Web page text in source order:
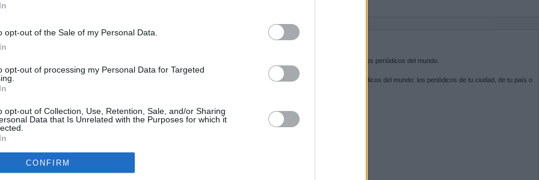
opt-out of the Sale of my Personal Data.
opt-out of processing my Personal Data for Targeted
opt-out of Collection, Use, Retention, Sale, and/or Sharing
Data that Is Unrelated with the Purposes for which it
CONFIRM
"medidas proporcionales"
15 de agosto: "No aceptamos imposiciones"
el intento del PP de que los ministros acudan al Senado en
de Ceuta
SOBRE KIOSKO.NET
es la puerta de entrada a los periódicos del mundo.
Navega por las portadas de los periódicos del mundo: los periódicos de tu ciudad, de tu país o